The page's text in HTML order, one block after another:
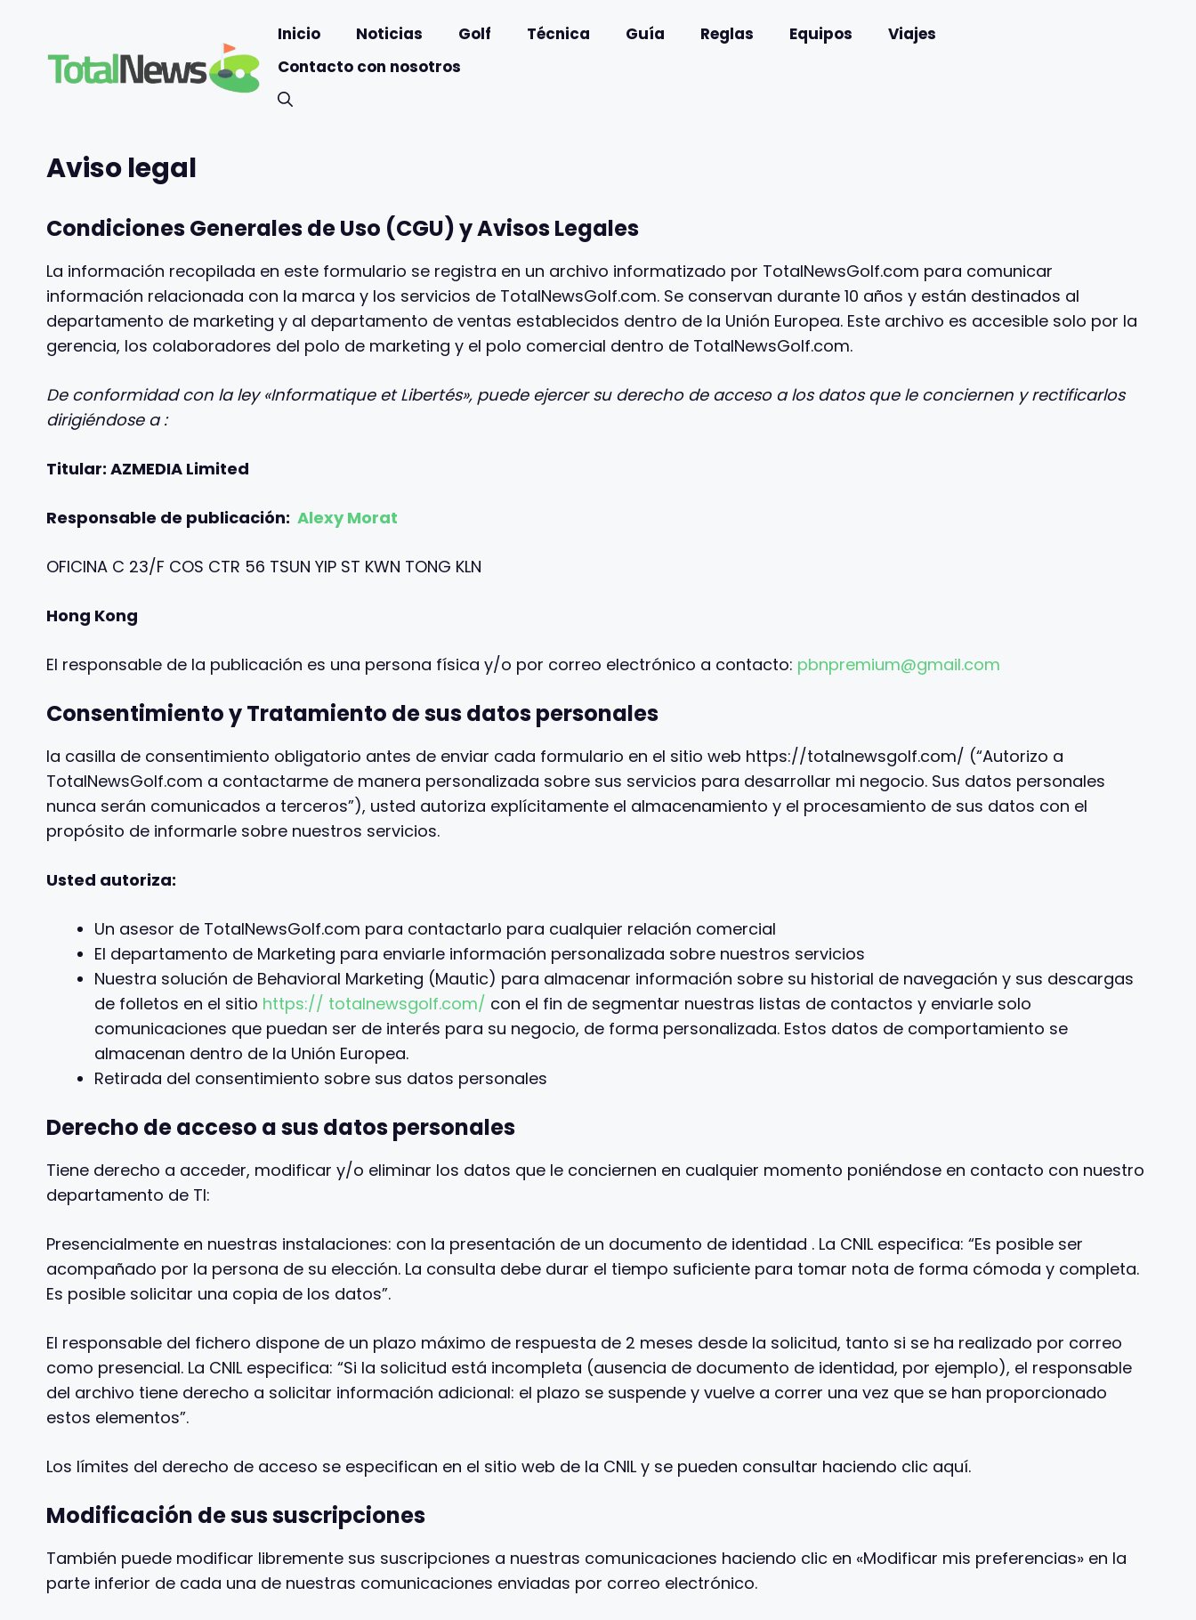
contenido
Inicio Noticias Golf Técnica Guía Reglas Equipos
Viajes
Contacto con nosotros
Aviso legal
Condiciones Generales de Uso (CGU) y Avisos Legales
La información recopilada en este formulario se registra en un archivo informatizado por TotalNewsGolf.com para comunicar
información relacionada con la marca y los servicios de TotalNewsGolf.com. Se conservan durante 10 años y están destinados al
departamento de marketing y al departamento de ventas establecidos dentro de la Unión Europea. Este archivo es accesible solo por la
gerencia, los colaboradores del polo de marketing y el polo comercial dentro de TotalNewsGolf.com.
De conformidad con la ley «Informatique et Libertés», puede ejercer su derecho de acceso a los datos que le conciernen y rectificarlos
dirigiéndose a :
Titular: AZMEDIA Limited
Responsable de publicación: Alexy Morat
OFICINA C 23/F COS CTR 56 TSUN YIP ST KWN TONG KLN
Hong Kong
El responsable de la publicación es una persona física y/o por correo electrónico a contacto: pbnpremium@gmail.com
Consentimiento y Tratamiento de sus datos personales
la casilla de consentimiento obligatorio antes de enviar cada formulario en el sitio web https://totalnewsgolf.com/ (“Autorizo ​​a
TotalNewsGolf.com a contactarme de manera personalizada sobre sus servicios para desarrollar mi negocio. Sus datos personales
nunca serán comunicados a terceros”), usted autoriza explícitamente el almacenamiento y el procesamiento de sus datos con el
propósito de informarle sobre nuestros servicios.
Usted autoriza:
Un asesor de TotalNewsGolf.com para contactarlo para cualquier relación comercial
El departamento de Marketing para enviarle información personalizada sobre nuestros servicios
Nuestra solución de Behavioral Marketing (Mautic) para almacenar información sobre su historial de navegación y sus descargas
de folletos en el sitio https:// totalnewsgolf.com/ con el fin de segmentar nuestras listas de contactos y enviarle solo
comunicaciones que puedan ser de interés para su negocio, de forma personalizada. Estos datos de comportamiento se
almacenan dentro de la Unión Europea.
Retirada del consentimiento sobre sus datos personales
Derecho de acceso a sus datos personales
Tiene derecho a acceder, modificar y/o eliminar los datos que le conciernen en cualquier momento poniéndose en contacto con nuestro
departamento de TI:
Presencialmente en nuestras instalaciones: con la presentación de un documento de identidad . La CNIL especifica: “Es posible ser
acompañado por la persona de su elección. La consulta debe durar el tiempo suficiente para tomar nota de forma cómoda y completa.
Es posible solicitar una copia de los datos”.
El responsable del fichero dispone de un plazo máximo de respuesta de 2 meses desde la solicitud, tanto si se ha realizado por correo
como presencial. La CNIL especifica: “Si la solicitud está incompleta (ausencia de documento de identidad, por ejemplo), el responsable
del archivo tiene derecho a solicitar información adicional: el plazo se suspende y vuelve a correr una vez que se han proporcionado
estos elementos”.
Los límites del derecho de acceso se especifican en el sitio web de la CNIL y se pueden consultar haciendo clic aquí.
Modificación de sus suscripciones
También puede modificar libremente sus suscripciones a nuestras comunicaciones haciendo clic en «Modificar mis preferencias» en la
parte inferior de cada una de nuestras comunicaciones enviadas por correo electrónico.